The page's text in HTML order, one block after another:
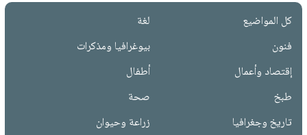
كل المواضيع
لغة
فنون
بيوغرافيا ومذكرات
إقتصاد وأعمال
أطفال
طبخ
صحة
تاريخ وجغرافيا
زراعة وحيوان